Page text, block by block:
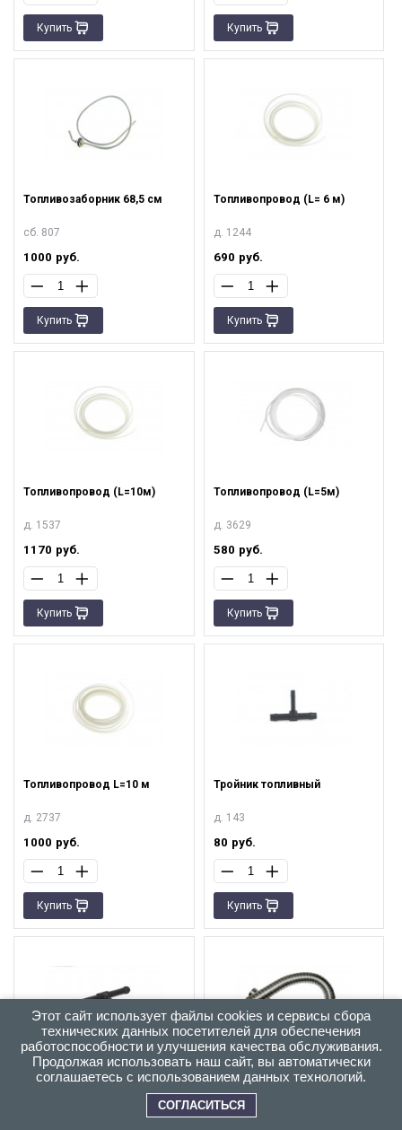
Купить Купить
Топливозаборник 68,5 см
сб. 807
1000 руб.
Купить
Топливопровод (L= 6 м)
д. 1244
690 руб.
Купить
Топливопровод (L=10м)
д. 1537
1170 руб.
Купить
Топливопровод (L=5м)
д. 3629
580 руб.
Купить
Топливопровод L=10 м
д. 2737
1000 руб.
Купить
Тройник топливный
д. 143
80 руб.
Купить
Тройник топливный
Труба выхлопная L=0,8 м Ø
38 мм
д. 2245
Этот сайт использует файлы cookies и сервисы сбора
технических данных посетителей для обеспечения
работоспособности и улучшения качества обслуживания.
Продолжая использовать наш сайт, вы автоматически
соглашаетесь с использованием данных технологий.
СОГЛАСИТЬСЯ